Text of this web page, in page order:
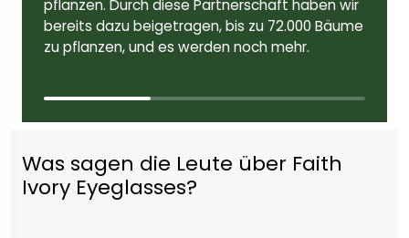
pflanzen. Durch diese Partnerschaft haben wir
bereits dazu beigetragen, bis zu 72.000 Bäume
zu pflanzen, und es werden noch mehr.
Was sagen die Leute über Faith
Ivory Eyeglasses?